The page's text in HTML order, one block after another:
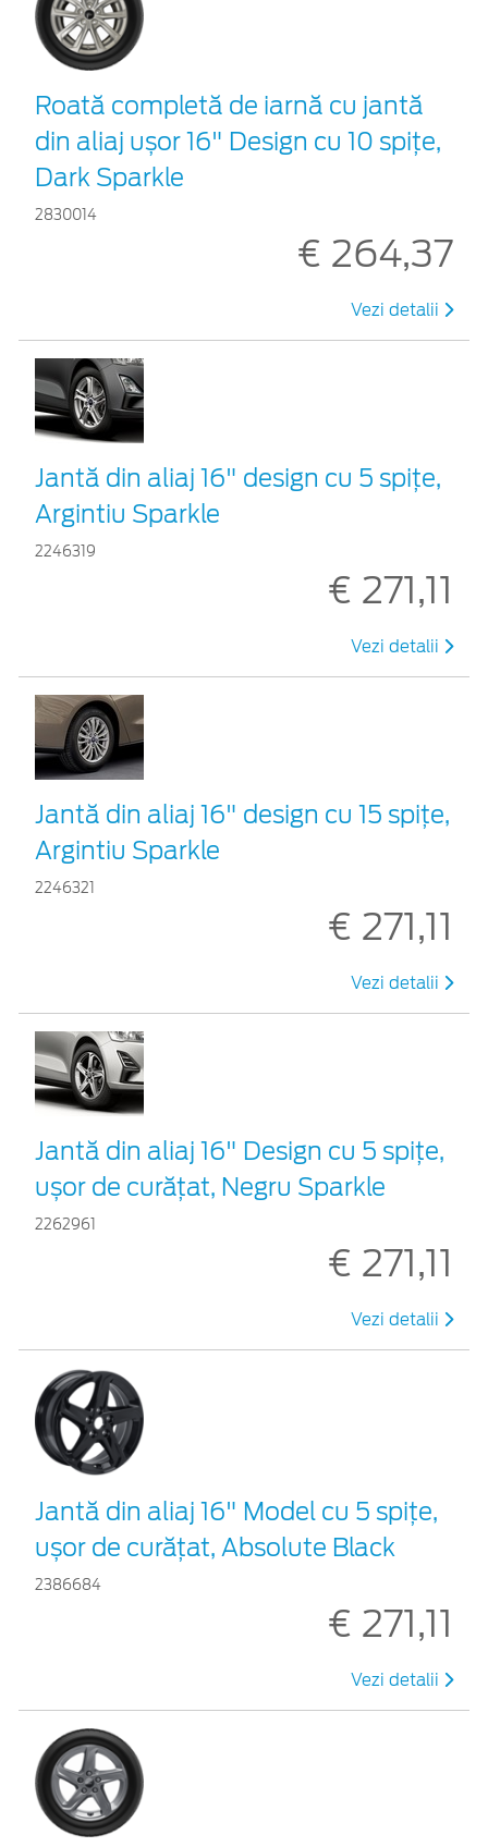
Roată completă de iarnă cu jantă
din aliaj ușor 16" Design cu 10 spițe,
Dark Sparkle
2830014
€ 264,37
Vezi detalii
Jantă din aliaj 16" design cu 5 spițe,
Argintiu Sparkle
2246319
€ 271,11
Vezi detalii
Jantă din aliaj 16" design cu 15 spițe,
Argintiu Sparkle
2246321
€ 271,11
Vezi detalii
Jantă din aliaj 16" Design cu 5 spițe,
ușor de curățat, Negru Sparkle
2262961
€ 271,11
Vezi detalii
Jantă din aliaj 16" Model cu 5 spițe,
ușor de curățat, Absolute Black
2386684
€ 271,11
Vezi detalii